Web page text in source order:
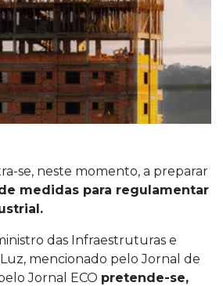
se, neste momento, a preparar
medidas para regulamentar
das Infraestruturas e
mencionado pelo Jornal de
Jornal ECO pretende-se,